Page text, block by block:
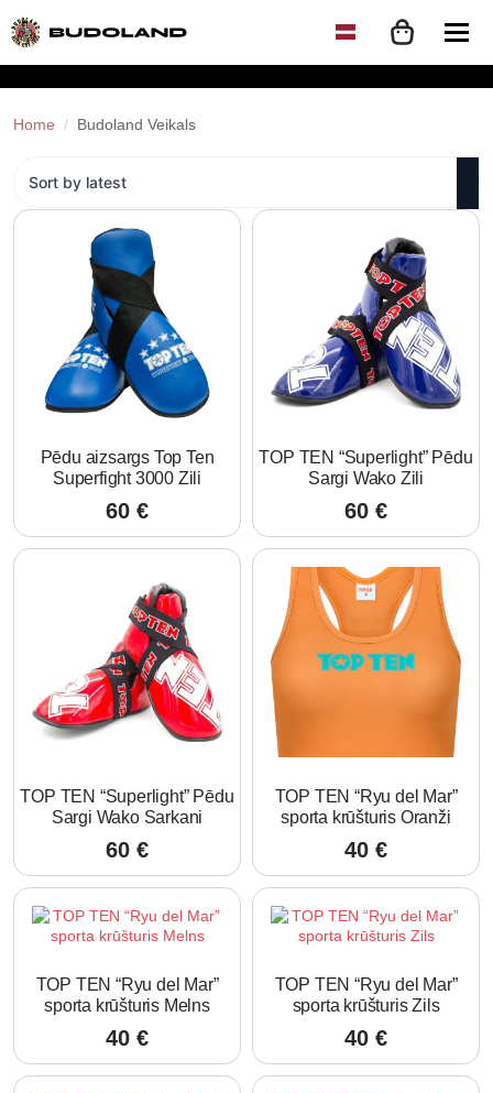
Home Budoland Veikals
Pēdu aizsargs Top Ten
Superfight 3000 Zili
60 €
TOP TEN “Superlight” Pēdu
Sargi Wako Zili
60 €
TOP TEN “Superlight” Pēdu
Sargi Wako Sarkani
60 €
TOP TEN “Ryu del Mar”
sporta krūšturis Oranži
40 €
TOP TEN “Ryu del Mar”
sporta krūšturis Melns
40 €
TOP TEN “Ryu del Mar”
sporta krūšturis Zils
40 €